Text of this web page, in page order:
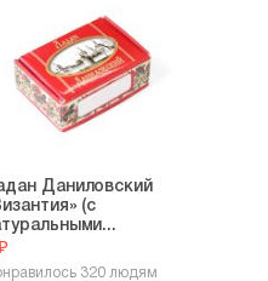
Даниловский
(с
320 людям